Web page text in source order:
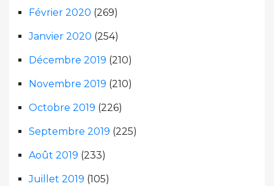
Février 2020 (269)
Janvier 2020 (254)
Décembre 2019 (210)
Novembre 2019 (210)
Octobre 2019 (226)
Septembre 2019 (225)
Août 2019 (233)
Juillet 2019 (105)